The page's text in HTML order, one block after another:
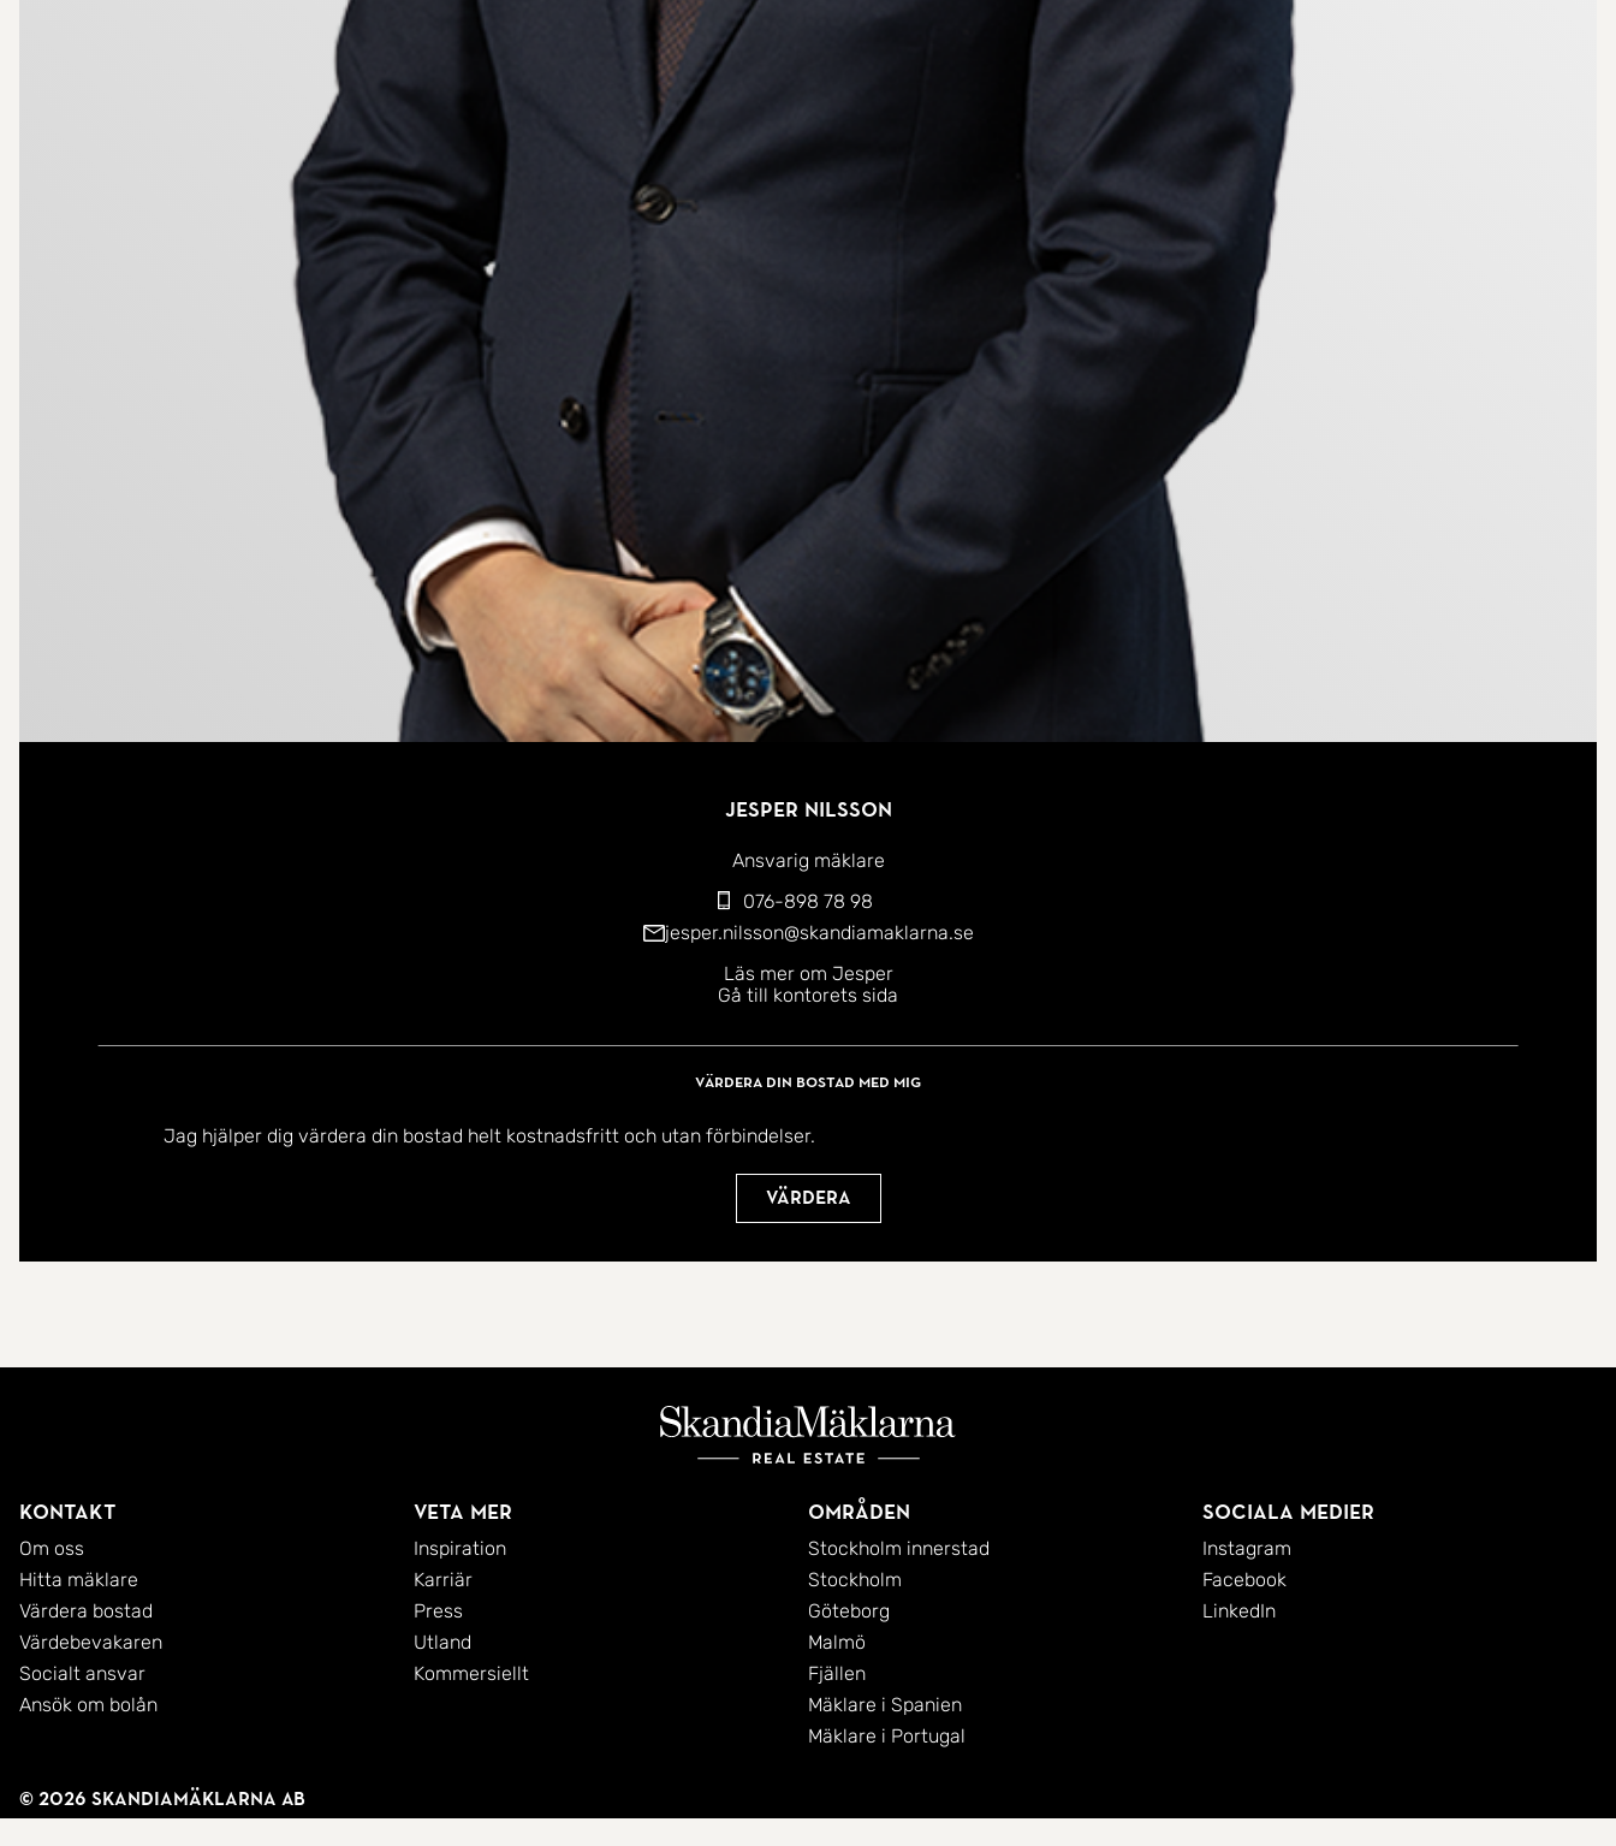
Jesper Nilsson
Ansvarig mäklare
076-898 78 98
jesper.nilsson@skandiamaklarna.se
Läs mer om Jesper
Gå till kontorets sida
Värdera din bostad med mig
Jag hjälper dig värdera din bostad helt kostnadsfritt och utan förbindelser.
Värdera
Kontakt
Om oss
Hitta mäklare
Värdera bostad
Värdebevakaren
Socialt ansvar
Ansök om bolån
Veta mer
Inspiration
Karriär
Press
Utland
Kommersiellt
Områden
Stockholm innerstad
Stockholm
Göteborg
Malmö
Fjällen
Mäklare i Spanien
Mäklare i Portugal
Sociala medier
Instagram
Facebook
LinkedIn
© 2026 SkandiaMäklarna AB